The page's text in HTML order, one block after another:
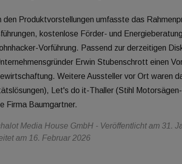
den Produktvorstellungen umfasste das
kostenlose Förder- und
Vorführung. Passend zur derzeitigen
Erwin Stubenschrott einen
Weitere Aussteller vor Ort waren
Let's do it-Thaller (Stihl
Firma Baumgartner.
Media House GmbH - Veröffentlicht am 31.
am 16. Februar 2026